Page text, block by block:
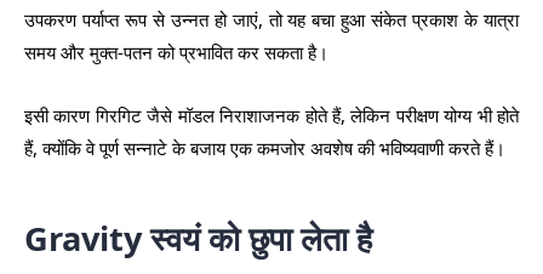
उपकरण पर्याप्त रूप से उन्नत हो जाएं, तो यह बचा हुआ संकेत प्रकाश के यात्रा
समय और मुक्त-पतन को प्रभावित कर सकता है।
इसी कारण गिरगिट जैसे मॉडल निराशाजनक होते हैं, लेकिन परीक्षण योग्य भी होते
हैं, क्योंकि वे पूर्ण सन्नाटे के बजाय एक कमजोर अवशेष की भविष्यवाणी करते हैं।
Gravity स्वयं को छुपा लेता है